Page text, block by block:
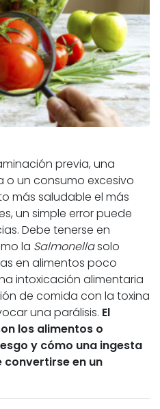
previa, una
un consumo excesivo
más saludable el más
un simple error puede
Debe tenerse en
la Salmonellasolo
en alimentos poco
intoxicación alimentaria
de comida con la toxina
una parálisis. El
los alimentos o
y cómo una ingesta
en un